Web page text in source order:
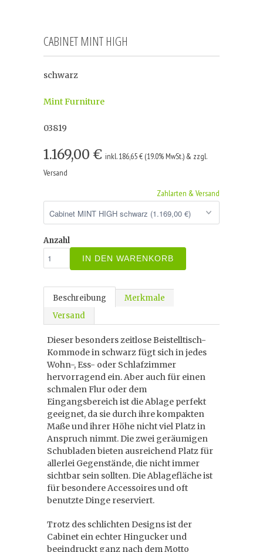
CABINET MINT HIGH
schwarz
Mint Furniture
03819
1.169,00 € inkl. 186,65 € (19.0% MwSt.) & zzgl.
Versand
Zahlarten & Versand
Anzahl
IN DEN WARENKORB
Beschreibung
Merkmale
Versand
Dieser besonders zeitlose Beistelltisch-
Kommode in schwarz fügt sich in jedes
Wohn-, Ess- oder Schlafzimmer
hervorragend ein. Aber auch für einen
schmalen Flur oder dem
Eingangsbereich ist die Ablage perfekt
geeignet, da sie durch ihre kompakten
Maße und ihrer Höhe nicht viel Platz in
Anspruch nimmt. Die zwei geräumigen
Schubladen bieten ausreichend Platz für
allerlei Gegenstände, die nicht immer
sichtbar sein sollten. Die Ablagefläche ist
für besondere Accessoires und oft
benutzte Dinge reserviert.
Trotz des schlichten Designs ist der
Cabinet ein echter Hingucker und
beeindruckt ganz nach dem Motto